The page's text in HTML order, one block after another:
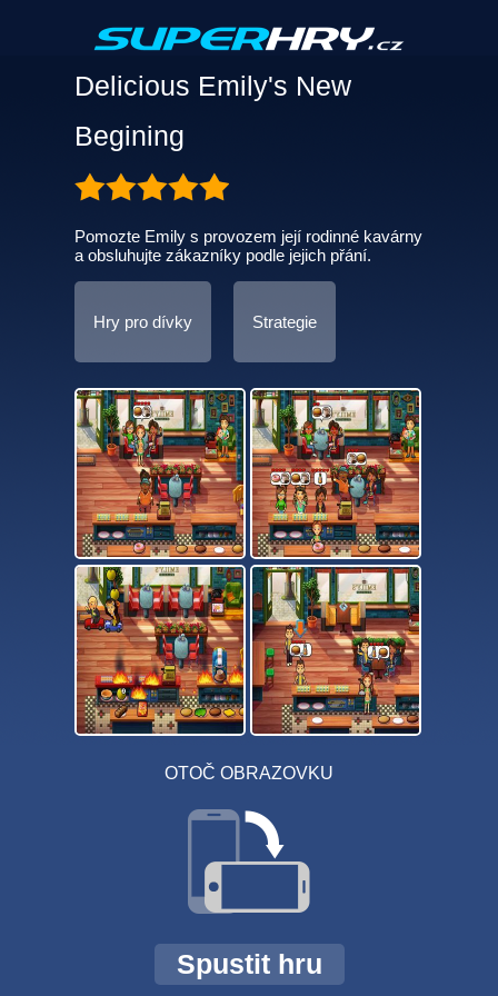
Delicious Emily's New
Begining
Pomozte Emily s provozem její rodinné kavárny
a obsluhujte zákazníky podle jejich přání.
Hry pro dívky Strategie
OTOČ OBRAZOVKU
Spustit hru